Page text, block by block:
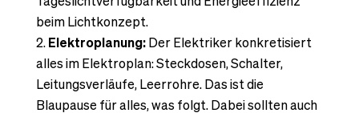
beim Lichtkonzept.
Elektroplanung:Der Elektriker konkretisiert
alles im Elektroplan: Steckdosen, Schalter,
Leitungsverläufe, Leerrohre. Das ist die
Blaupause für alles, was folgt. Dabei sollten auch